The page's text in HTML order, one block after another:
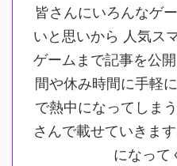
皆さんにいろんなゲ
いと思いから 人気ス
ゲームまで記事を公
間や休み時間に手軽
で熱中になってしま
さんで載せていきま
になって